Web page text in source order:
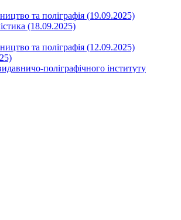
та поліграфія (19.09.2025)
(18.09.2025)
та поліграфія (12.09.2025)
поліграфічного інституту